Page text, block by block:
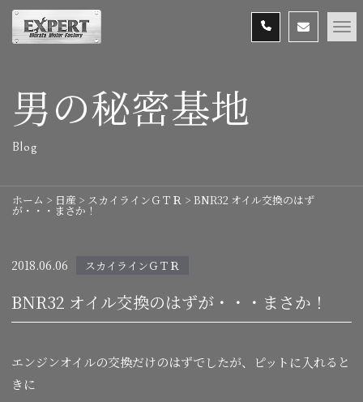
男の秘密基地
Blog
ホーム > 日産 > スカイラインＧＴＲ > BNR32 オイル交換のはず
が・・・まさか！
2018.06.06 スカイラインＧＴＲ
BNR32 オイル交換のはずが・・・まさか！
エンジンオイルの交換だけのはずでしたが、ピットに入れると
きに